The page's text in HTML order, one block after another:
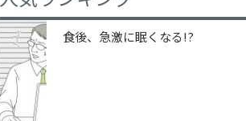
食後、急激に眠くなる!?